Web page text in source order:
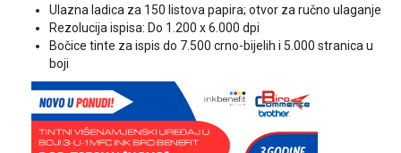
Ulazna ladica za 150 listova papira; otvor za ručno ulaganje
Rezolucija ispisa: Do 1.200 x 6.000 dpi
Bočice tinte za ispis do 7.500 crno-bijelih i 5.000 stranica u
boji